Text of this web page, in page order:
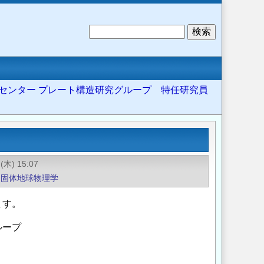
ンター プレート構造研究グループ 特任研究員
木) 15:07
固体地球物理学
。
プ